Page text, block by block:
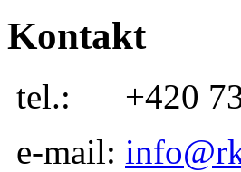
Kontakt
tel.: +420
e-mail: